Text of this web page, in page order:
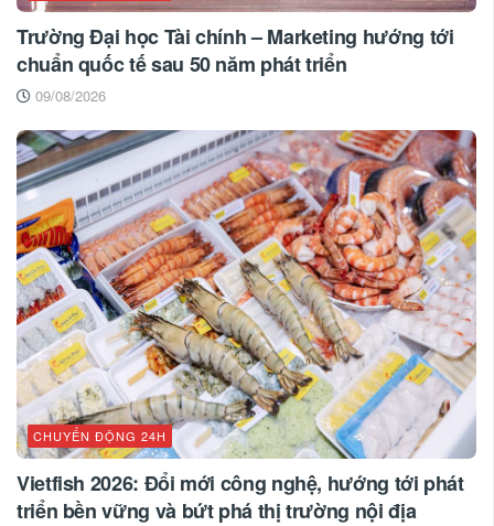
Trường Đại học Tài chính – Marketing hướng tới
chuẩn quốc tế sau 50 năm phát triển
09/08/2026
CHUYỂN ĐỘNG 24H
Vietfish 2026: Đổi mới công nghệ, hướng tới phát
triển bền vững và bứt phá thị trường nội địa